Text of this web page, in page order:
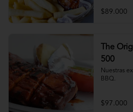
$89.000
The
500
Nuestras
BBQ.
$97.000